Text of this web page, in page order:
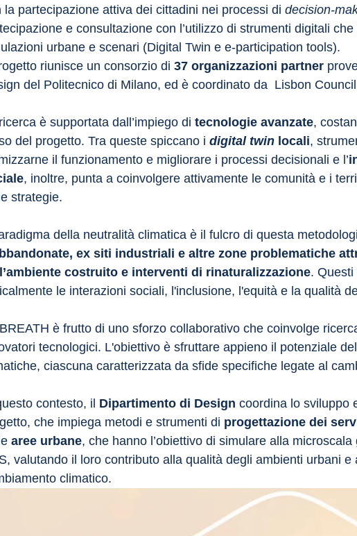
la partecipazione attiva dei cittadini nei processi di decision-
e consultazione con l’utilizzo di strumenti digitali
urbane e scenari (Digital Twin e e-participation tools).
riunisce un consorzio di 37 organizzazioni partner
del Politecnico di Milano, ed è coordinato da​ ​ Lisbon
è supportata dall’impiego di tecnologie avanzate,
del progetto. Tra queste spiccano i digital twin locali,
il funzionamento e migliorare i processi decisionali e l’
, inoltre, punta a coinvolgere attivamente le comunità e i
strategie.
della neutralità climatica è il fulcro di questa
ex siti industriali e altre zone problematiche
costruito e interventi di rinaturalizzazione.
le interazioni sociali, l'inclusione, l'equità e la qualità
è frutto di uno sforzo collaborativo che coinvolge
tecnologici. L'obiettivo è sfruttare appieno il potenziale
ciascuna caratterizzata da sfide specifiche legate al
contesto, il Dipartimento di Design coordina lo sviluppo
che impiega metodi e strumenti di progettazione dei
aree urbane, che hanno l’obiettivo di simulare alla
valutando il loro contributo alla qualità degli ambienti urbani
climatico.